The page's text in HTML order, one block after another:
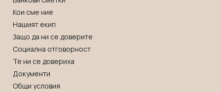
Кои сме ние
Нашият екип
Защо да ни се доверите
Социална отговорност
Те ни се довериха
Документи
Общи условия